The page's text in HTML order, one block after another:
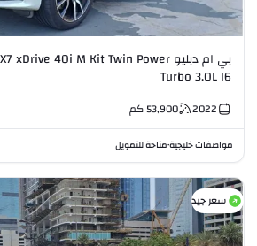
بي ام دبليو X7 xDrive 40i M Kit Twin Power
Turbo 3.0L I6
2022
53,900كم
مواصفات خليجية•متاحة للتمويل
سعر جيد